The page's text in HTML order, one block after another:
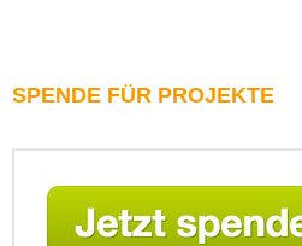
SPENDE FÜR PROJEKTE